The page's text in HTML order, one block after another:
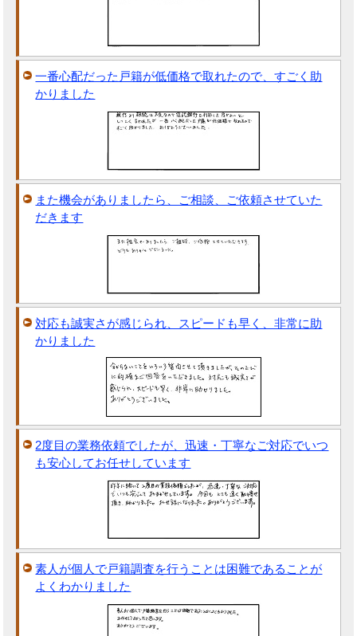
一番心配だった戸籍が低価格で取れたので、すごく助
かりました
また機会がありましたら、ご相談、ご依頼させていた
だきます
対応も誠実さが感じられ、スピードも早く、非常に助
かりました
2度目の業務依頼でしたが、迅速・丁寧なご対応でいつ
も安心してお任せしています
素人が個人で戸籍調査を行うことは困難であることが
よくわかりました